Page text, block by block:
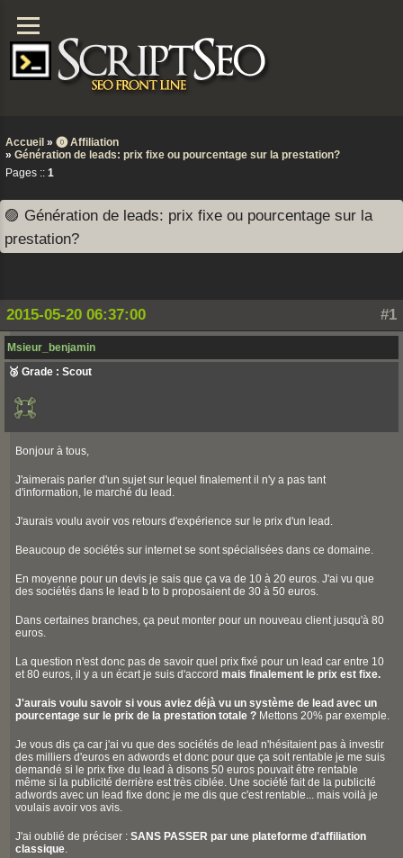
Accueil » ⓿ Affiliation
» Génération de leads: prix fixe ou pourcentage sur la prestation?
Pages :: 1
🟣 Génération de leads: prix fixe ou pourcentage sur la
prestation?
#1
2015-05-20 06:37:00
Msieur_benjamin
🥉 Grade : Scout
Bonjour à tous,
J'aimerais parler d'un sujet sur lequel finalement il n'y a pas tant
d'information, le marché du lead.
J'aurais voulu avoir vos retours d'expérience sur le prix d'un lead.
Beaucoup de sociétés sur internet se sont spécialisées dans ce domaine.
En moyenne pour un devis je sais que ça va de 10 à 20 euros. J'ai vu que
des sociétés dans le lead b to b proposaient de 30 à 50 euros.
Dans certaines branches, ça peut monter pour un nouveau client jusqu'à 80
euros.
La question n'est donc pas de savoir quel prix fixé pour un lead car entre 10
et 80 euros, il y a un écart je suis d'accord mais finalement le prix est fixe.
J'aurais voulu savoir si vous aviez déjà vu un système de lead avec un
pourcentage sur le prix de la prestation totale ? Mettons 20% par exemple.
Je vous dis ça car j'ai vu que des sociétés de lead n'hésitaient pas à investir
des milliers d'euros en adwords et donc pour que ça soit rentable je me suis
demandé si le prix fixe du lead à disons 50 euros pouvait être rentable
même si la publicité derrière est très ciblée. Une société fait de la publicité
adwords avec un lead fixe donc je me dis que c'est rentable... mais voilà je
voulais avoir vos avis.
J'ai oublié de préciser : SANS PASSER par une plateforme d'affiliation
classique.